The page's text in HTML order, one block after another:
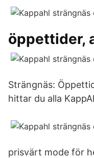
öppettider,
Strängnäs:
hittar du alla
prisvärt mode för